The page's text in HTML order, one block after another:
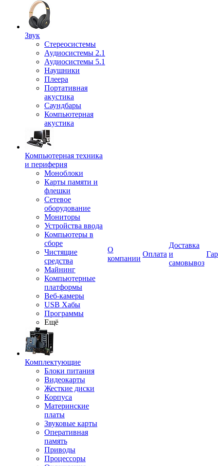
Звук
Стереосистемы
Аудиосистемы 2.1
Аудиосистемы 5.1
Наушники
Плеера
Портативная
акустика
Саундбары
Компьютерная
акустика
Компьютерная техника
и периферия
Моноблоки
Карты памяти и
флешки
Сетевое
оборудование
Мониторы
Устройства ввода
Компьютеры в
сборе
Чистящие
средства
Майнинг
Компьютерные
платформы
Веб-камеры
USB Хабы
Программы
Ещё
Комплектующие
Блоки питания
Видеокарты
Жесткие диски
Корпуса
Материнские
платы
Звуковые карты
Оперативная
память
Приводы
Процессоры
О
компании
Оплата
Доставка
и
самовывоз